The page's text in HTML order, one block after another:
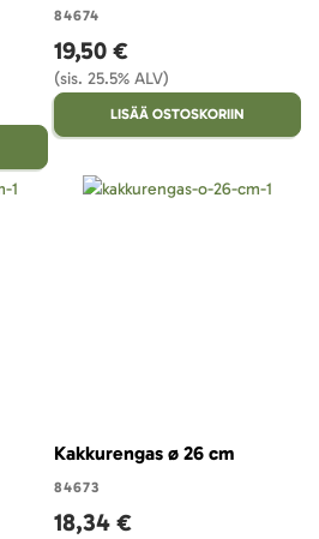
84674
19,50 €
(sis. 25.5% ALV)
LISÄÄ OSTOSKORIIN
Kakkurengas ø 26 cm
84673
18,34 €